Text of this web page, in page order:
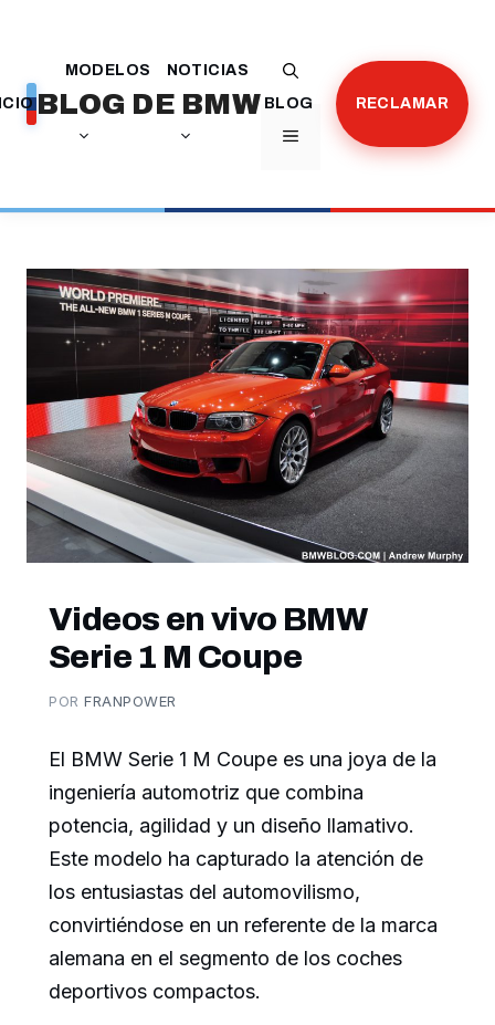
contenido
BLOG DE BMW
MENÚ
MODELOS
NOTICIAS
BLOG
RECLAMAR
Videos en vivo BMW
Serie 1 M Coupe
PORFRANPOWER
El BMW Serie 1 M Coupe es una joya de la
ingeniería automotriz que combina
potencia, agilidad y un diseño llamativo.
Este modelo ha capturado la atención de
los entusiastas del automovilismo,
convirtiéndose en un referente de la marca
alemana en el segmento de los coches
deportivos compactos.